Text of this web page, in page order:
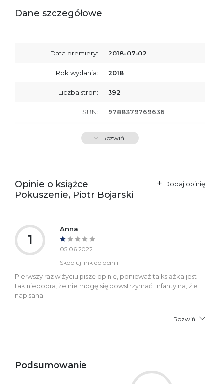
Dane szczegółowe
Data premiery: 2018-07-02
Rok wydania: 2018
Liczba stron: 392
ISBN: 9788379769636
SKU: E200994
kontakt@wydajenamsie.pl
+48 61 623 38 38
informacje dotyczące
bezpieczeństwa:
Rozwiń
Opinie o książce
Pokuszenie, Piotr Bojarski
Dodaj opinię
1
Anna
05.06.2022
Skopiuj link do opinii
Pierwszy raz w życiu piszę opinię, ponieważ ta książka jest
tak niedobra, że nie mogę się powstrzymać. Infantylna, źle
napisana
Rozwiń
Podsumowanie